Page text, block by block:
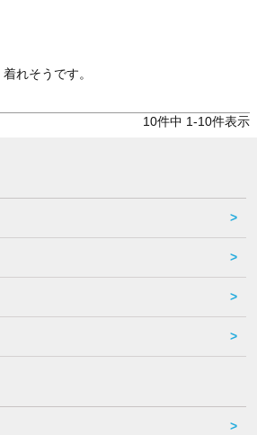
10件中 1-10件表示